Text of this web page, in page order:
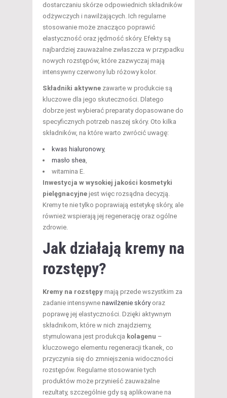
dostarczaniu skórze odpowiednich składników
odżywczych i nawilżających. Ich regularne
stosowanie może znacząco poprawić
elastyczność oraz jędrność skóry. Efekty są
najbardziej zauważalne zwłaszcza w przypadku
nowych rozstępów, które zazwyczaj mają
intensywny czerwony lub różowy kolor.
Składniki aktywne zawarte w produkcie są
kluczowe dla jego skuteczności. Dlatego
dobrze jest wybierać preparaty dopasowane do
specyficznych potrzeb naszej skóry. Oto kilka
składników, na które warto zwrócić uwagę:
kwas hialuronowy,
masło shea
witamina E.
Inwestycja w wysokiej jakości kosmetyki
pielęgnacyjne jest więc rozsądna decyzją.
Kremy te nie tylko poprawiają estetykę skóry, ale
również wspierają jej regenerację oraz ogólne
zdrowie.
Jak działają kremy na
rozstępy?
Kremy na rozstępy mają przede wszystkim za
zadanie intensywne nawilżenie skóryoraz
poprawę jej elastyczności. Dzięki aktywnym
składnikom, które w nich znajdziemy,
stymulowana jest produkcja kolagenu –
kluczowego elementu regeneracji tkanek, co
przyczynia się do zmniejszenia widoczności
rozstępów. Regularne stosowanie tych
produktów może przynieść zauważalne
rezultaty, szczególnie gdy są aplikowane na